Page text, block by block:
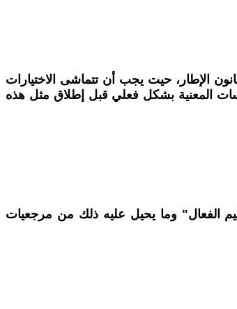
هذه الرؤية والقانون الإطار، حيت يجب أن تتماشى الاختيارات
المعنية بشكل فعلي قبل إطلاق مثل هذه
الفعال" وما يحيل عليه ذلك من مرجعيات